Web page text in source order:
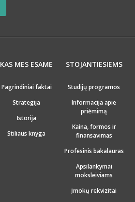
KAS MES ESAME
Pagrindiniai faktai
Strategija
Istorija
Stiliaus knyga
STOJANTIESIEMS
Studijų programos
Informacija apie
priėmimą
Kaina, formos ir
finansavimas
Profesinis bakalauras
Apsilankymai
moksleiviams
Įmokų rekvizitai